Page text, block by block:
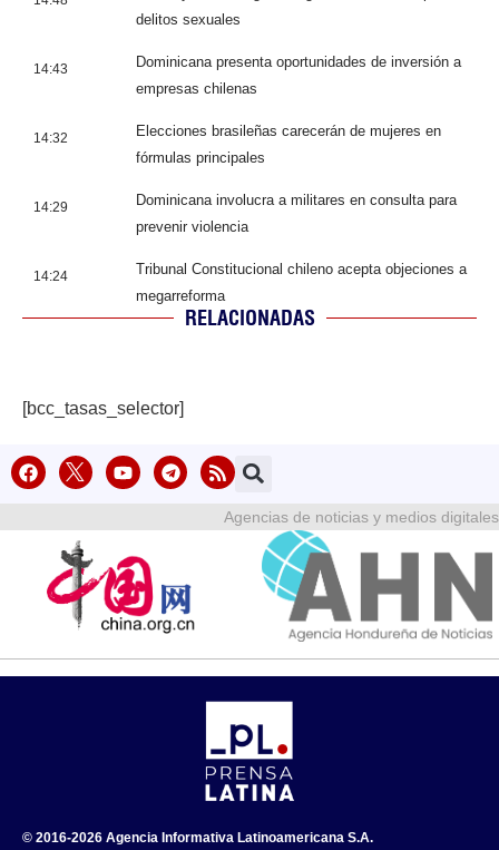
delitos sexuales
14:43
Dominicana presenta oportunidades de inversión a
empresas chilenas
14:32
Elecciones brasileñas carecerán de mujeres en
fórmulas principales
14:29
Dominicana involucra a militares en consulta para
prevenir violencia
14:24
Tribunal Constitucional chileno acepta objeciones a
megarreforma
RELACIONADAS
[bcc_tasas_selector]
Agencias de noticias y medios digitales
© 2016-2026 Agencia Informativa Latinoamericana S.A.